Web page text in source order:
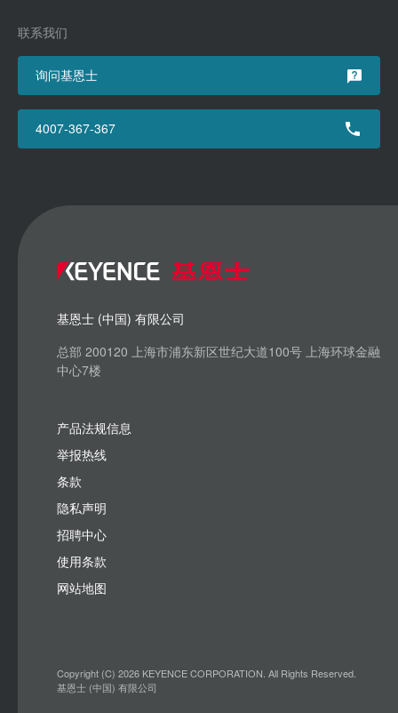
联系我们
询问基恩士
4007-367-367
基恩士 (中国) 有限公司
总部 200120 上海市浦东新区世纪大道100号 上海环球金融
中心7楼
产品法规信息
举报热线
条款
隐私声明
招聘中心
使用条款
网站地图
Copyright (C) 2026 KEYENCE CORPORATION. All Rights Reserved.
基恩士 (中国) 有限公司